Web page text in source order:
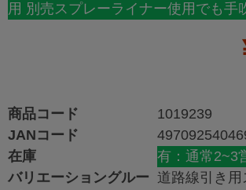
用 別売スプレーライナー使用でも手
商品コード
1019239
JANコード
在庫
有：通常2~3
バリエーショングルー 道路線引き用